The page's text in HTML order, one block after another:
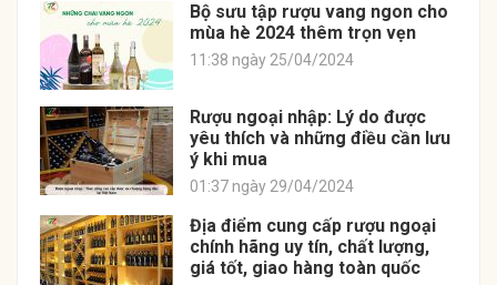
Bộ sưu tập rượu vang ngon cho
mùa hè 2024 thêm trọn vẹn
11:38 ngày 25/04/2024
Rượu ngoại nhập: Lý do được
yêu thích và những điều cần lưu
ý khi mua
01:37 ngày 29/04/2024
Địa điểm cung cấp rượu ngoại
chính hãng uy tín, chất lượng,
giá tốt, giao hàng toàn quốc